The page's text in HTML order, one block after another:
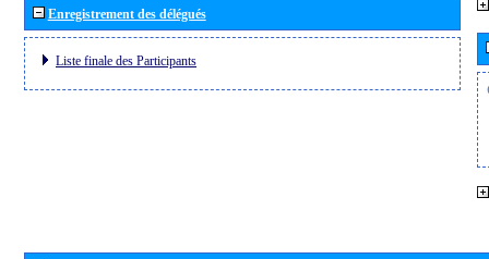
Enregistrement des délégués
Liste finale des Participants